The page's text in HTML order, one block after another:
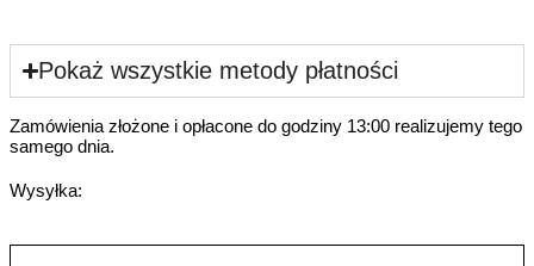
Pokaż wszystkie metody płatności
Zamówienia złożone i opłacone do godziny 13:00 realizujemy tego
samego dnia.
Wysyłka: